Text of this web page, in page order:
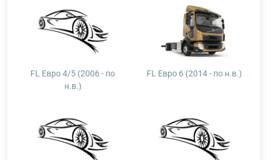
FL Евро 4/5 (2006 - по
н.в.)
FL Евро 6 (2014 - по н.в.)